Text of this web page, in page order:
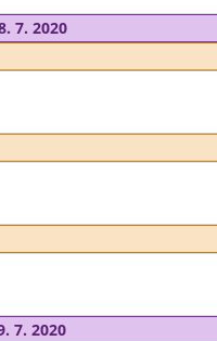
7. 2020
7. 2020